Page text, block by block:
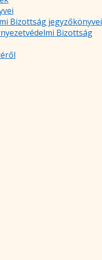
Bizottság jegyzőkönyvei
Bizottság